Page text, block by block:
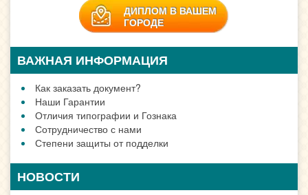
ДИПЛОМ В ВАШЕМ
ГОРОДЕ
ВАЖНАЯ ИНФОРМАЦИЯ
Как заказать документ?
Наши Гарантии
Отличия типографии и Гознака
Сотрудничество с нами
Степени защиты от подделки
НОВОСТИ